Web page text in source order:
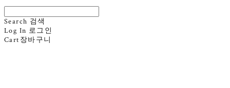
Search 검색
Log In 로그인
Cart 장바구니